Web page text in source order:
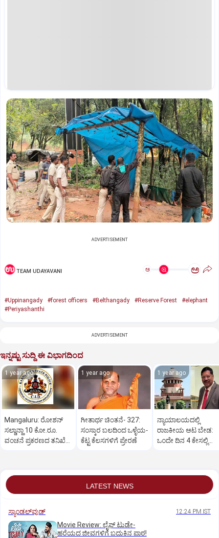
ADVERTISEMENT
TEAM UDAYAVANI ಅ ಅ
#Uppinangady #forest officers #Belthangady #Reserve Forest
#elephant
#Periyashanthi
ADVERTISEMENT
ಇನ್ನಷ್ಟು ಸುದ್ದಿ ಈ ವಿಭಾಗದಿಂದ
1 year ago
Mangaluru: ರೋಶನ್‌
ಸಲ್ಡಾನ್ಹಾ 10 ಕೋ.ರೂ.
ವಂಚನೆ ಪ್ರಕರಣದ ತನಿಖೆ
1 year ago
ಗೀತಾರ್ಥ ಚಿಂತನೆ- 327:
ಸಂಸ್ಕಾರ ಬಲದಿಂದ ಒಳ್ಳೆಯ-
ಕೆಟ್ಟ ಕೆಲಸಗಳಿಗೆ ಪ್ರೇರಣೆ
1 year ago
ನ್ಯಾಯಾಲಯದಲ್ಲಿ
ರಾಜಕೀಯ ಆಟ ಬೇಡ:
ಒಂದೇ ದಿನ 4 ಕೇಸಲ್ಲಿ
LATEST NEWS
ಸ್ಯಾಂಡಲ್‌ವುಡ್‌ 12:24 PM IST
Movie Review: ಲೈಫ್‌ ಟುಡೇ-
ಹರೆಯದ ಜೀವಗಳಿಗೆ ಬದುಕಿನ ಪಾಠ!